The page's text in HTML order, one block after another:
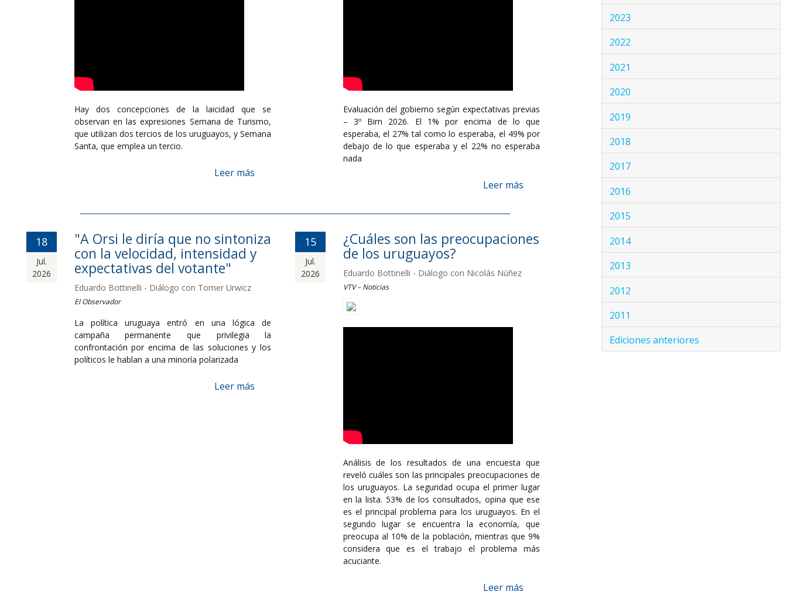
Hay dos concepciones de la laicidad que se
observan en las expresiones Semana de Turismo,
que utilizan dos tercios de los uruguayos, y Semana
Santa, que emplea un tercio.
Leer más
Evaluación del gobierno según expectativas previas
– 3º Bim 2026. El 1% por encima de lo que
esperaba, el 27% tal como lo esperaba, el 49% por
debajo de lo que esperaba y el 22% no esperaba
nada
Leer más
18
Jul.
2026
"A Orsi le diría que no sintoniza
con la velocidad, intensidad y
expectativas del votante"
Eduardo Bottinelli - Diálogo con Tomer Urwicz
El Observador
La política uruguaya entró en una lógica de
campaña permanente que privilegia la
confrontación por encima de las soluciones y los
políticos le hablan a una minoría polarizada
Leer más
15
Jul.
2026
¿Cuáles son las preocupaciones
de los uruguayos?
Eduardo Bottinelli - Diálogo con Nicolás Núñez
VTV – Noticias
Análisis de los resultados de una encuesta que
reveló cuáles son las principales preocupaciones de
los uruguayos. La seguridad ocupa el primer lugar
en la lista. 53% de los consultados, opina que ese
es el principal problema para los uruguayos. En el
segundo lugar se encuentra la economía, que
preocupa al 10% de la población, mientras que 9%
considera que es el trabajo el problema más
acuciante.
Leer más
2023
2022
2021
2020
2019
2018
2017
2016
2015
2014
2013
2012
2011
Ediciones anteriores